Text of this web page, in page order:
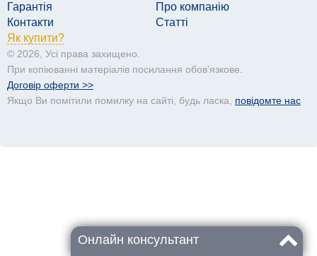
Гарантія
Про компанію
Контакти
Статті
Як купити?
© 2026, Усі права захищено.
При копіюванні матеріалів посилання обовʼязкове.
Договір оферти >>
Якщо Ви помітили помилку на сайті, будь ласка, повідомте нас
Онлайн консультант